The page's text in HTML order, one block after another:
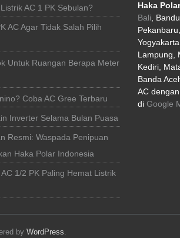
AC 1 PK Sebulan?
AC Agar Tidak Salah Pilih
Untuk Ruangan Berapa Meter
Coba AC Gree Terbaru
Inverter Selama Bulan Puasa
Resmi: Waspada Penipuan
Haka Polar Indonesia
1/2 PK Paling Hemat Listrik
Haka
Bali ,
Lampung,
Kediri,
Banda
AC
di Google
by WordPress.